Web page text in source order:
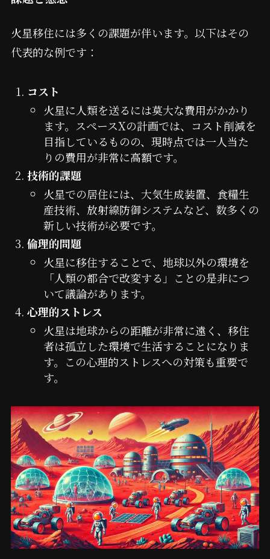
火星移住には多くの課題が伴います。以下はその
代表的な例です：
コスト
火星に人類を送るには莫大な費用がかかり
ます。スペースXの計画では、コスト削減を
目指しているものの、現時点では一人当た
りの費用が非常に高額です。
技術的課題
火星での居住には、大気生成装置、食糧生
産技術、放射線防御システムなど、数多くの
新しい技術が必要です。
倫理的問題
火星に移住することで、地球以外の環境を
「人類の都合で改変する」ことの是非につ
いて議論があります。
心理的ストレス
火星は地球からの距離が非常に遠く、移住
者は孤立した環境で生活することになりま
す。この心理的ストレスへの対策も重要で
す。